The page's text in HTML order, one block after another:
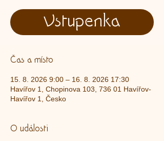
Vstupenka
Čas a místo
15. 8. 2026 9:00 – 16. 8. 2026 17:30
Havířov 1, Chopinova 103, 736 01 Havířov-
Havířov 1, Česko
O události